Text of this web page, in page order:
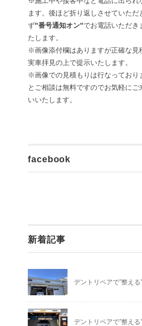
ます。後ほど折り返しさせていただ
ず"番号通知オン"でお電話いただき
たします。
※画像添付欄はありますが正確な見
実車拝見の上で提示いたします。
※画像での見積もりは行なっており
とご相談は無料ですのでお気軽にご
いいたします。
facebook
新着記事
デントリペアで”整え
デントリペアで”整える